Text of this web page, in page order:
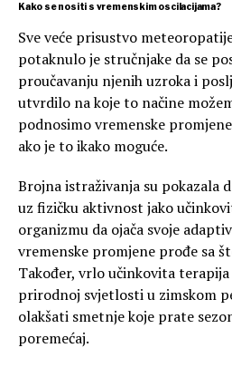
Kako se nositi s vremenskim oscilacijama?
Sve veće prisustvo
potaknulo je stručnjake da se
proučavanju njenih uzroka i
utvrdilo na koje to načine
podnosimo vremenske
ako je to ikako moguće.
Brojna istraživanja su pokazala
uz fizičku aktivnost jako
organizmu da ojača svoje
vremenske promjene prođe sa
Također, vrlo učinkovita terapija
prirodnoj svjetlosti u zimskom
olakšati smetnje koje prate
poremećaj.